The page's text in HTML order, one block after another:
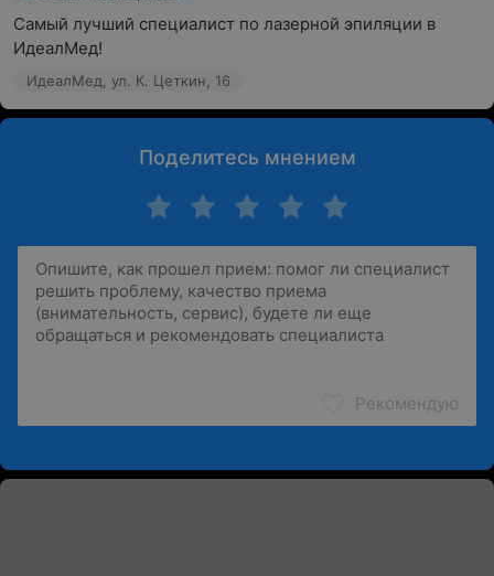
Самый лучший специалист по лазерной эпиляции в
ИдеалМед!
ИдеалМед, ул. К. Цеткин, 16
Поделитесь мнением
Рекомендую